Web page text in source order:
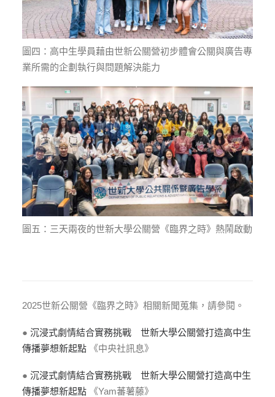
圖四：高中生學員藉由世新公關營初步體會公關與廣告專
業所需的企劃執行與問題解決能力
圖五：三天兩夜的世新大學公關營《臨界之時》熱鬧啟動
2025世新公關營《臨界之時》相關新聞蒐集，請參閱。
● 沉浸式劇情結合實務挑戰 世新大學公關營打造高中生
傳播夢想新起點 《中央社訊息》
● 沉浸式劇情結合實務挑戰 世新大學公關營打造高中生
傳播夢想新起點 《Yam蕃薯藤》